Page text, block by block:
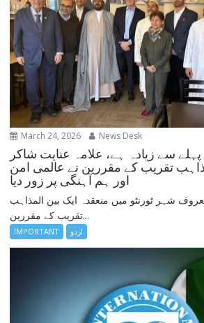
March 24, 2026 News Desk
سے زیادہ ہے، علامہ عنایت شاکر
تقریب کے مقررین نے عالمی امن
اور ہم آہنگی پر زور دیا
شہر ٹورنٹو میں منعقدہ ایک بین المذاہب
تقریب کے مقررین...
IMPORTANT اردو